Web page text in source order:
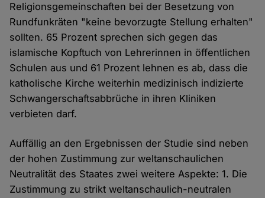
Religionsgemeinschaften bei der Besetzung von
Rundfunkräten "keine bevorzugte Stellung erhalten"
sollten. 65 Prozent sprechen sich gegen das
islamische Kopftuch von Lehrerinnen in öffentlichen
Schulen aus und 61 Prozent lehnen es ab, dass die
katholische Kirche weiterhin medizinisch indizierte
Schwangerschaftsabbrüche in ihren Kliniken
verbieten darf.
Auffällig an den Ergebnissen der Studie sind neben
der hohen Zustimmung zur weltanschaulichen
Neutralität des Staates zwei weitere Aspekte: 1. Die
Zustimmung zu strikt weltanschaulich-neutralen